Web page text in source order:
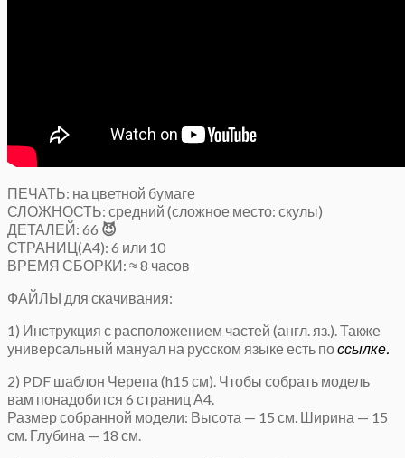
ПЕЧАТЬ: на цветной бумаге
СЛОЖНОСТЬ: средний (сложное место: скулы)
ДЕТАЛЕЙ: 66 😈
СТРАНИЦ(A4): 6 или 10
ВРЕМЯ СБОРКИ: ≈ 8 часов
ФАЙЛЫ для скачивания:
1) Инструкция с расположением частей (англ. яз.). Также
универсальный мануал на русском языке есть поссылке.
2) PDF шаблон Черепа (h15 см). Чтобы собрать модель
вам понадобится 6 страниц А4.
Размер собранной модели: Высота — 15 см. Ширина — 15
см. Глубина — 18 см.